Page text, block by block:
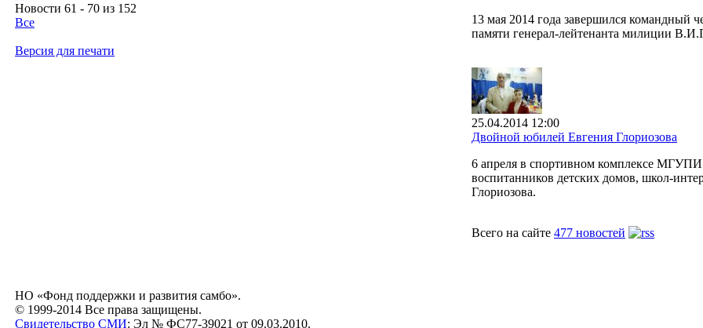
Новости 61 - 70 из 152
Все
Версия для печати
13 мая 2014 года завершился
памяти генерал-лейтенанта милиции
25.04.2014 12:00
Двойной юбилей Евгения Глориозова
6 апреля в спортивном комплексе МГУПИ
воспитанников детских домов, школ-
Глориозова.
Всего на сайте 477 новостей
НО «Фонд поддержки и развития самбо».
© 1999-2014 Все права защищены.
Свидетельство СМИ: Эл № ФС77-39021 от 09.03.2010.